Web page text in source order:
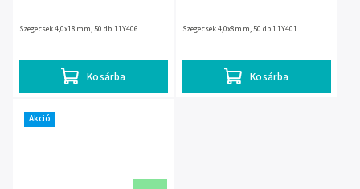
Kosárba
Szegecsek 4,0x18mm, 50 db 11Y406
Kosárba
Szegecsek 4,0x8mm, 50 db 11Y401
Akció